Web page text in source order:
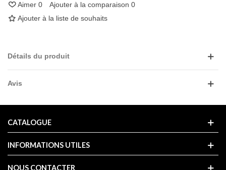
Aimer 0 Ajouter à la comparaison 0
Ajouter à la liste de souhaits
Détails du produit
Avis
CATALOGUE
INFORMATIONS UTILES
NOUS CONTACTER